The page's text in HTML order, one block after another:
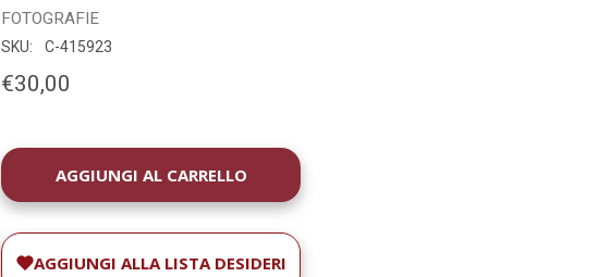
FOTOGRAFIE
SKU: C-415923
€30,00
DISPONIBILITÀ
ATTUALE:
AGGIUNGI ALLA LISTA DESIDERI